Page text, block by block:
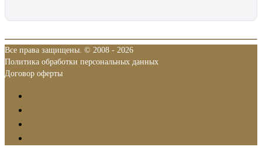
Все права защищены. © 2008 - 2026
Политика обработки персональных данных
Договор оферты